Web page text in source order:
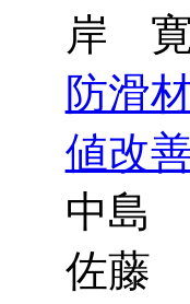
岸 寛
防滑
値改
中島
佐藤